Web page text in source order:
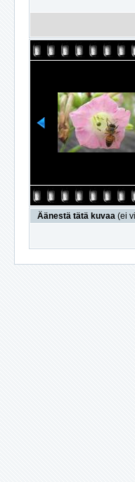
Äänestä tätä kuvaa (ei